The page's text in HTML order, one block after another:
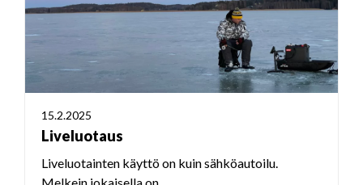
15.2.2025
Liveluotaus
Liveluotainten käyttö on kuin sähköautoilu.